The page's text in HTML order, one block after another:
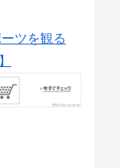
ツを観る